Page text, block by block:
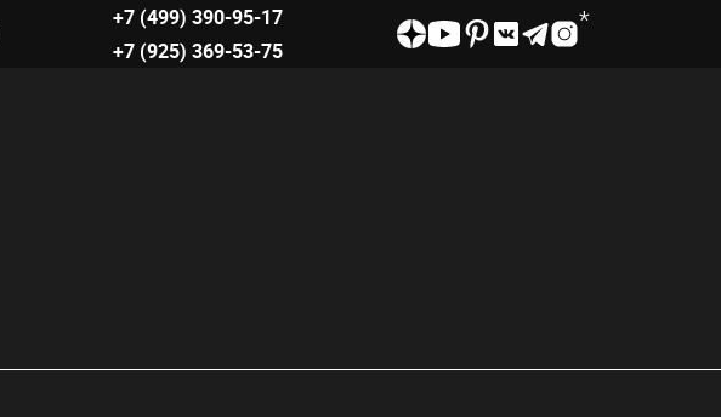
+7 (499) 390-95-17
+7 (925) 369-53-75